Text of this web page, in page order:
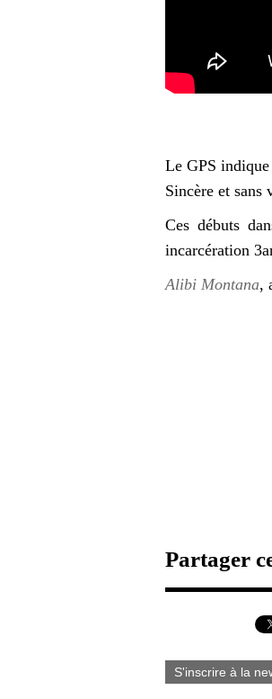
Le GPS
Sincère et
Ces débuts
incarcération
Alibi Montana,
Partager
S'inscrire à la